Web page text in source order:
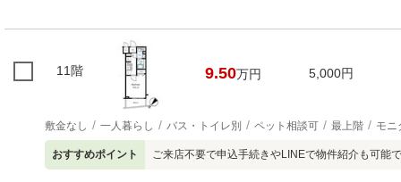
11階 9.50万円 5,000円
敷金なし 一人暮らし バス・トイレ別 ペット相談可 最上階 モニ
おすすめポイント ご来店不要で申込手続きやLINEで物件紹介も可能